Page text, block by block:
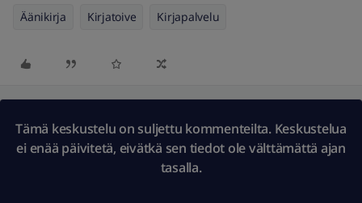
Äänikirja Kirjatoive Kirjapalvelu
Tämä keskustelu on suljettu kommenteilta. Keskustelua
ei enää päivitetä, eivätkä sen tiedot ole välttämättä ajan
tasalla.